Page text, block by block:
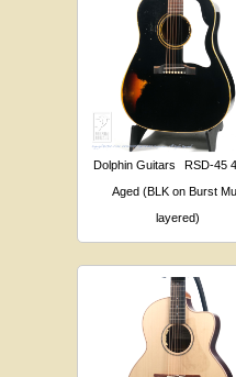
Dolphin Guitars
RSD-45
Aged (BLK on Burst
layered)